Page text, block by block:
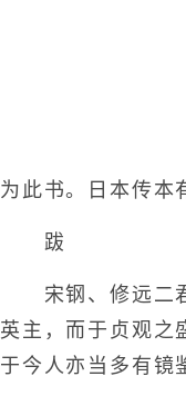
为此书。日本传本
跋
宋钢、修远二君
英主，而于贞观之
于今人亦当多有镜